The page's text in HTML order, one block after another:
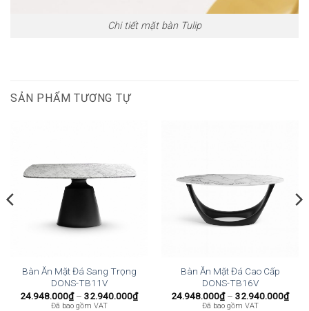
Chi tiết mặt bàn Tulip
SẢN PHẨM TƯƠNG TỰ
Bàn Ăn Mặt Đá Sang Trọng
DONS-TB11V
24.948.000₫ – 32.940.000₫Khoảng
giá:
Đã bao gồm VAT
Bàn Ăn Mặt Đá Cao Cấp
DONS-TB16V
24.948.000₫ – 32.940.000₫
giá:
Đã bao gồm VAT